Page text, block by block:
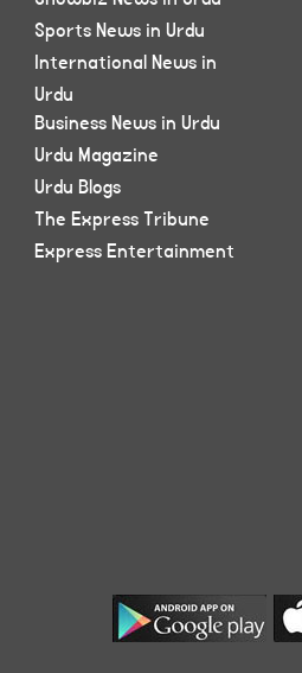
Sports News in Urdu
International News in
Urdu
Business News in Urdu
Urdu Magazine
Urdu Blogs
The Express Tribune
Express Entertainment